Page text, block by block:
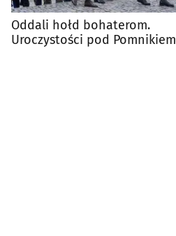
Oddali hołd bohaterom.
Uroczystości pod Pomnikiem